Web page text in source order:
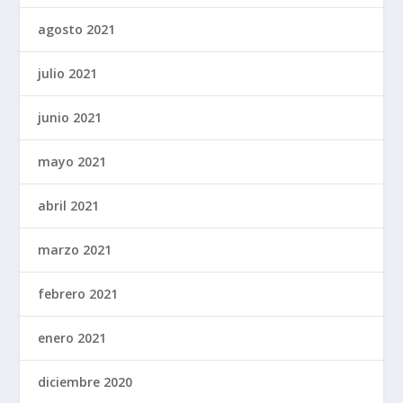
agosto 2021
julio 2021
junio 2021
mayo 2021
abril 2021
marzo 2021
febrero 2021
enero 2021
diciembre 2020